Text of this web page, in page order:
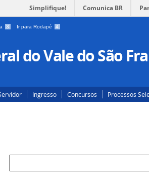
Simplifique! Comunica BR
3 Ir para Rodapé 4
do Vale do São
Ingresso Concursos Processos